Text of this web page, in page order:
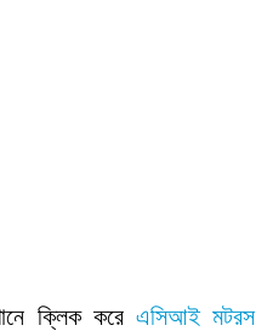
ক্লিক করে এসিআই মটরস